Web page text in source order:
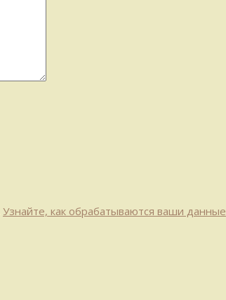
Узнайте, как обрабатываются ваши данные